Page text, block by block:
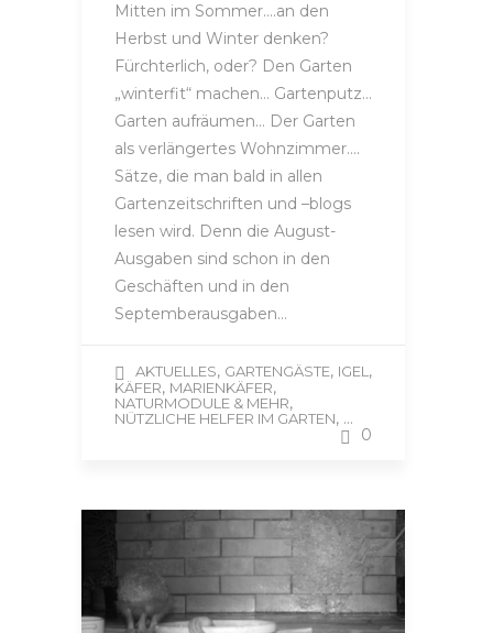
Mitten im Sommer….an den
Herbst und Winter denken?
Fürchterlich, oder? Den Garten
„winterfit“ machen… Gartenputz…
Garten aufräumen… Der Garten
als verlängertes Wohnzimmer….
Sätze, die man bald in allen
Gartenzeitschriften und –blogs
lesen wird. Denn die August-
Ausgaben sind schon in den
Geschäften und in den
Septemberausgaben…
AKTUELLES, GARTENGÄSTE, IGEL ,
KÄFER, MARIENKÄFER,
NATURMODULE & MEHR,
NÜTZLICHE HELFER IM GARTEN, ...
0